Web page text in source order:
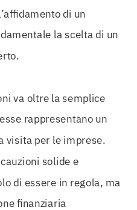
di un
la scelta di un
va oltre la semplice
rappresentano un
visita per le imprese.
solide e
di essere in regola, ma
finanziaria